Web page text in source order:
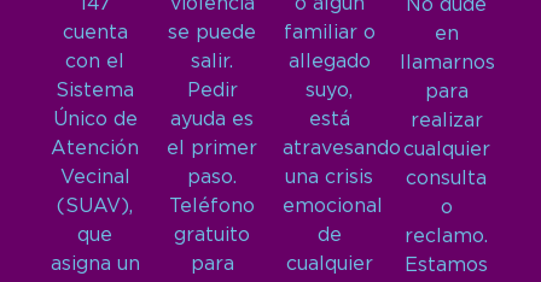
147
cuenta
con el
Sistema
Único de
Atención
Vecinal
(SUAV),
que
asigna un
violencia
se puede
salir.
Pedir
ayuda es
el primer
paso.
Teléfono
gratuito
para
o algún
familiar o
allegado
suyo,
está
atravesando
una crisis
emocional
de
cualquier
No dude
en
llamarnos
para
realizar
cualquier
consulta
o
reclamo.
Estamos